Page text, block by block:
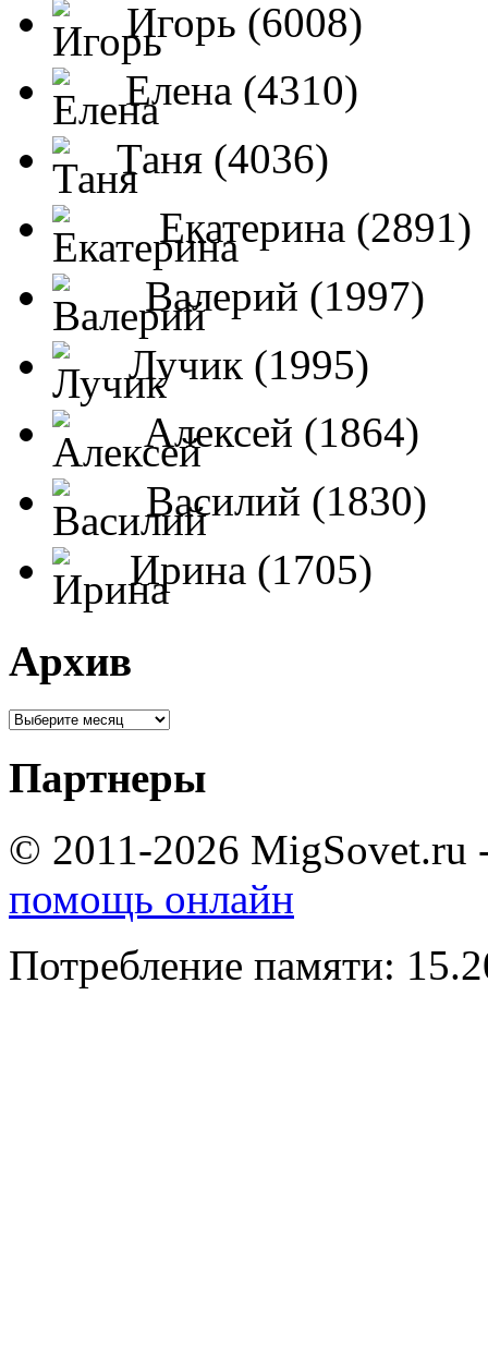
Игорь (6008)
Елена (4310)
Таня (4036)
Екатерина (2891)
Валерий (1997)
Лучик (1995)
Алексей (1864)
Василий (1830)
Ирина (1705)
Архив
Партнеры
© 2011-2026 MigSovet.ru
помощь онлайн
Потребление памяти: